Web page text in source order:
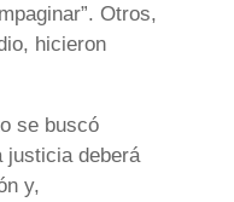
Otros,
hicieron
se buscó
justicia deberá
y,